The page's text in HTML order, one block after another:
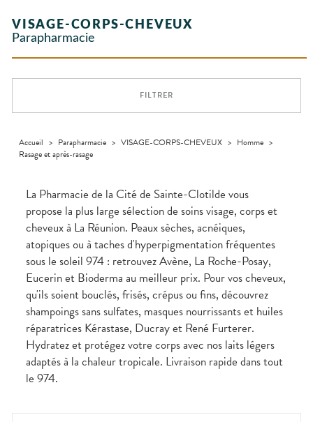
Orthopédie
Trousse à
pharmacie
Compléments
alimentaires
Dispositifs
Vétérinaire
VISAGE-
CORPS-
CHEVEUX
Etendre
Cheveux
Corps
Solaire
Piqûres
Premiers soins
Verrues
Spasmes
Vermifuges
- fatigue
Soins
dentaires
INTIMITÉ
Etendre
Sécheresses
MATÉRIEL ET
ACCESSOIRES
Etendre
ARTICULATIONS
articulaires
Douleurs
Etendre
Prévention
cardio-
OPHTALMOLOGIE
oculaires
Sécheresses
des yeux
GORGE
Maux
de gorge
Rhumes
- état
grippaux
Toux
grasses
sèches
SANTÉ-
NUTRITION
Etendre
Boissons et
Aliments
Compléments
alimentaires
SEVRAGE
TABAGIQUE
Etendre
Gommes
Pastilles
Patchs
SOINS
DENTAIRES
Etendre
Soins
Bains de
bouche
Gencives
Hygiène
TROUBLES DE
CIRCULATION
Etendre
Jambes
lourdes
NOS
SPÉCIALITÉS
ÉQUIPE
INFORMATIONS
DE GARDE
VIDÉOS DE
DISPOSITIFS
APPLICATION
SCAN
D’ORDONNANCE
VISAGE-CORPS-CHEVEUX
Parapharmacie
FILTRER
Accueil > Parapharmacie > VISAGE-CORPS-CHEVEUX > Homme >
Rasage et après-rasage
La Pharmacie de la Cité de Sainte-Clotilde vous
propose la plus large sélection de soins visage, corps et
cheveux à La Réunion. Peaux sèches, acnéiques,
atopiques ou à taches d'hyperpigmentation fréquentes
sous le soleil 974 : retrouvez Avène, La Roche-Posay,
Eucerin et Bioderma au meilleur prix. Pour vos cheveux,
qu'ils soient bouclés, frisés, crépus ou fins, découvrez
shampoings sans sulfates, masques nourrissants et huiles
réparatrices Kérastase, Ducray et René Furterer.
Hydratez et protégez votre corps avec nos laits légers
adaptés à la chaleur tropicale. Livraison rapide dans tout
le 974.